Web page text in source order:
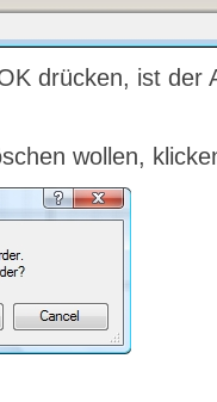
drücken, ist der
wollen,